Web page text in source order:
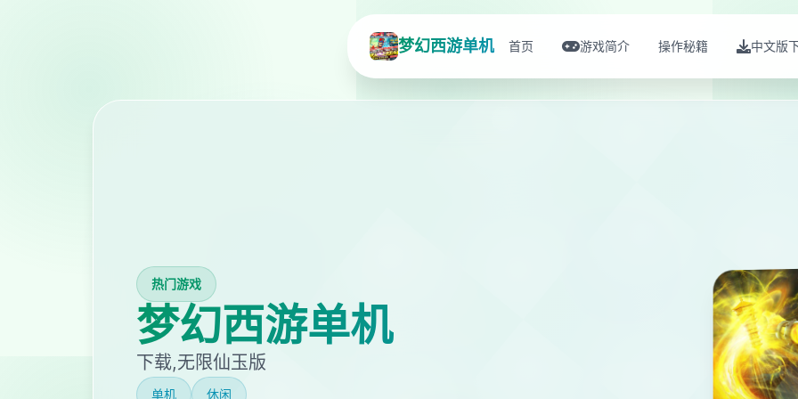
梦幻西游单机 首页 游戏简介 操作秘籍 中文版
热门游戏
梦幻西游单机
下载,无限仙玉版
单机 休闲